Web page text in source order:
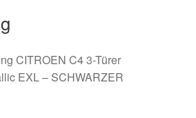
CITROEN C4 3-Türer
EXL – SCHWARZER